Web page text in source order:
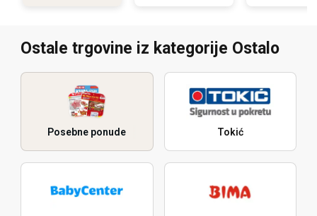
Ostale trgovine iz kategorije Ostalo
Posebne ponude Tokić